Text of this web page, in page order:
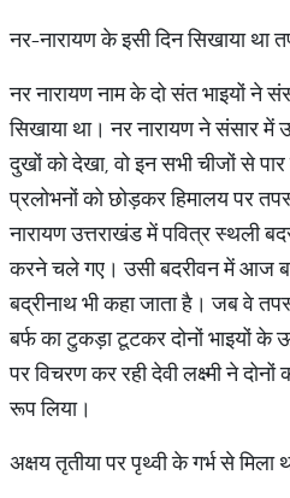
​नर-नारायण के इसी दिन सिखाया था
नर नारायण नाम के दो संत भाइयों ने
सिखाया था। नर नारायण ने संसार में
दुखों को देखा, वो इन सभी चीजों से
प्रलोभनों को छोड़कर हिमालय पर
नारायण उत्तराखंड में पवित्र स्थली
करने चले गए। उसी बदरीवन में आज
बद्रीनाथ भी कहा जाता है। जब वे
बर्फ का टुकड़ा टूटकर दोनों भाइयों
पर विचरण कर रही देवी लक्ष्मी ने
रूप लिया।
​अक्षय तृतीया पर पृथ्वी के गर्भ से मिला